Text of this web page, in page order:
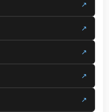
↗
↗
↗
↗
↗